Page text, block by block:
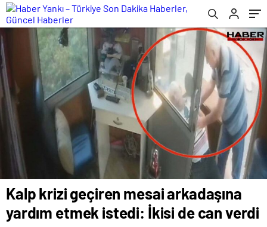
Kalp krizi geçiren mesai arkadaşına
yardım etmek istedi: İkisi de can verdi